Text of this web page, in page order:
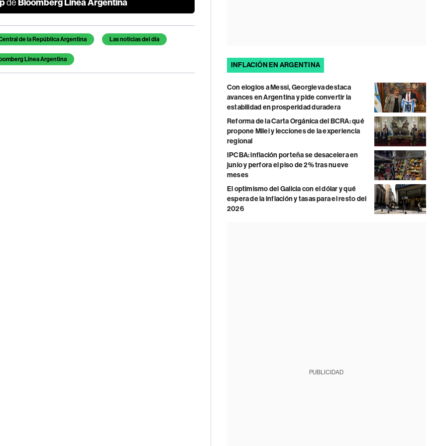
de Bloomberg Línea Argentina
de la República Argentina Las noticias del día
Línea Argentina
INFLACIÓN EN ARGENTINA
Con elogios a Messi, Georgieva destaca
avances en Argentina y pide convertir la
estabilidad en prosperidad duradera
Reforma de la Carta Orgánica del BCRA: qué
propone Milei y lecciones de la experiencia
regional
IPCBA: inflación porteña se desacelera en
junio y perfora el piso de 2% tras nueve
meses
El optimismo del Galicia con el dólar y qué
espera de la inflación y tasas para el resto del
2026
PUBLICIDAD